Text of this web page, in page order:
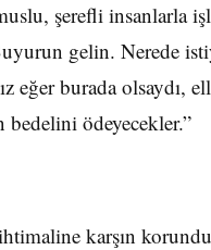
şerefli insanlarla
gelin. Nerede
eğer burada olsaydı,
bedelini ödeyecekler.”
karşın